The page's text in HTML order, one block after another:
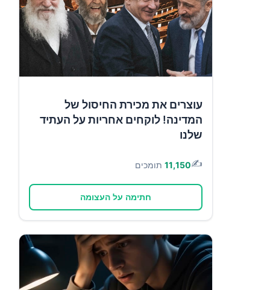
עוצרים את מכירת החיסול של
המדינה! לוקחים אחריות על העתיד
שלנו
✍️
11,150 תומכים
חתימה על העצומה